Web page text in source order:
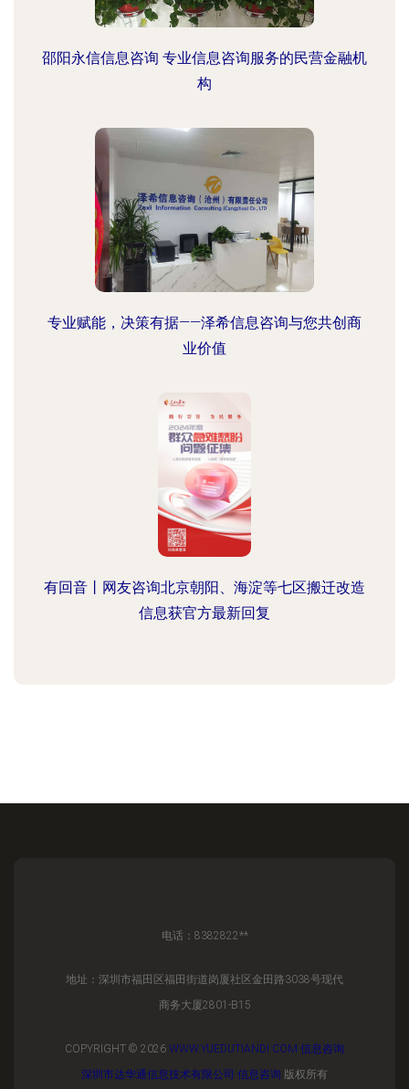
邵阳永信信息咨询 专业信息咨询服务的民营金融机
构
专业赋能，决策有据——泽希信息咨询与您共创商
业价值
有回音丨网友咨询北京朝阳、海淀等七区搬迁改造
信息获官方最新回复
电话：8382822**
地址：深圳市福田区福田街道岗厦社区金田路3038号现代
商务大厦2801-B15
COPYRIGHT © 2026 WWW.YUEDUTIANDI.COM 信息咨询
深圳市达华通信息技术有限公司 信息咨询 版权所有